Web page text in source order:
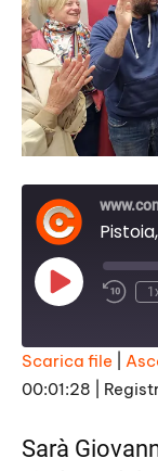
Play
Episode
SHARE
LINK
Scarica file
00:01:28
Sarà